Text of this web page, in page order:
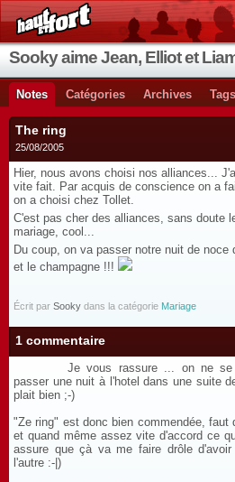
Notes Catégories Archives Tags
The ring
25/08/2005
Hier, nous avons choisi nos alliances...
vite fait. Par acquis de conscience on a
on a choisi chez Tollet.
C'est pas cher des alliances, sans doute
mariage, cool...
Du coup, on va passer notre nuit de
et le champagne !!!
Écrit par Sooky dans la catégorie Mariage
1 commentaire
Je vous rassure ... on ne se
passer une nuit à l'hotel dans une suite
plait bien ;-)
"Ze ring" est donc bien commendée, faut
et quand même assez vite d'accord ce
assure que çà va me faire drôle
l'autre :-|)